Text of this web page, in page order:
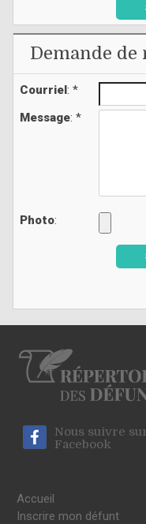
Demande
Courriel: *
Message: *
Photo:
Nous suivre
Facebook
Accueil
Inscrire mon défunt